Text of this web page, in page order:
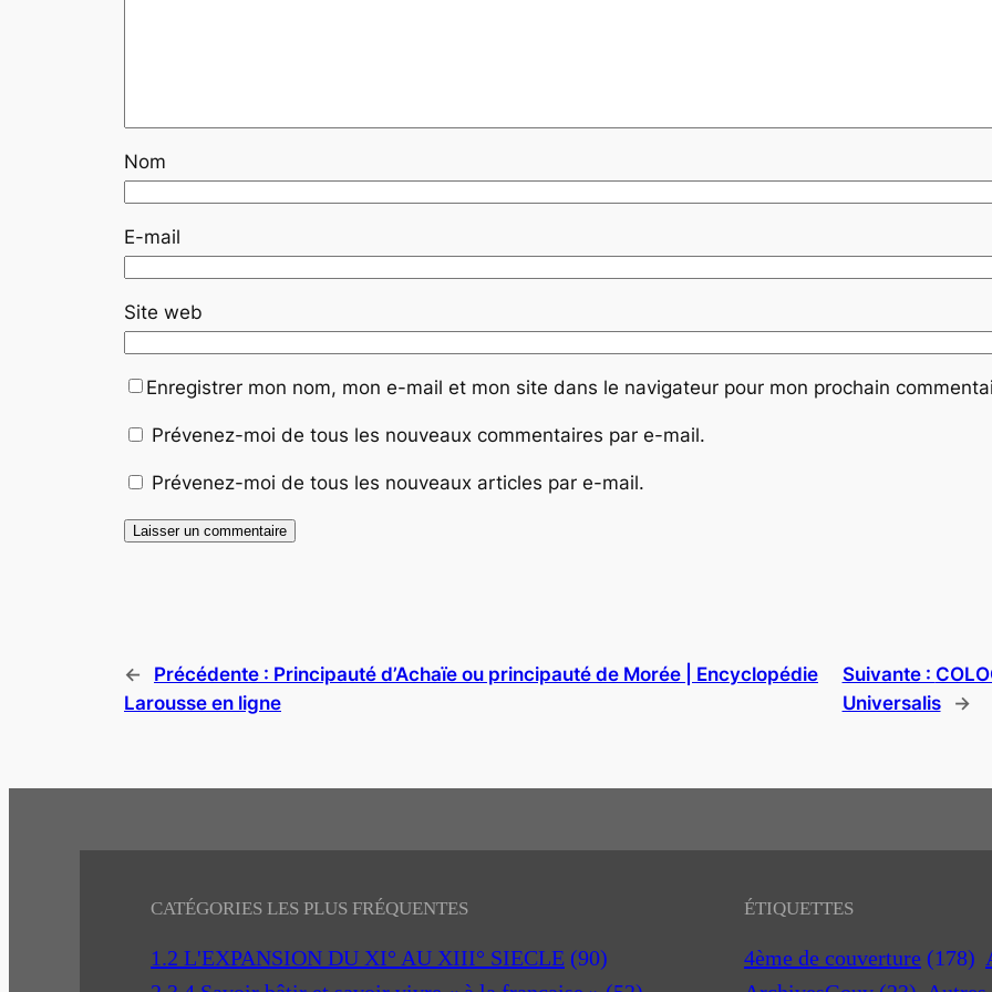
Nom
E-mail
Site web
Enregistrer mon nom, mon e-mail et mon site dans le navigateur pour mon prochain
Prévenez-moi de tous les nouveaux commentaires par e-mail.
Prévenez-moi de tous les nouveaux articles par e-mail.
← Précédente : Principauté d’Achaïe ou principauté de Morée | Encyclopédie
Larousse en ligne
Suivante :
Universalis
→
CATÉGORIES LES PLUS FRÉQUENTES
1.2 L'EXPANSION DU XI° AU XIII° SIECLE (90)
ÉTIQUETTES
4ème de couverture (178)